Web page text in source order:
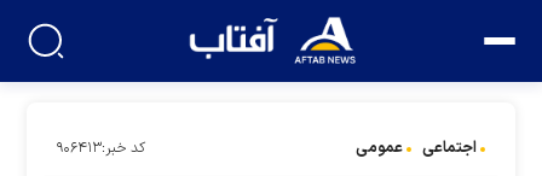
اجتماعی عمومی کد خبر:۹۰۶۴۱۳